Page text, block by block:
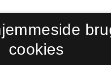
cookies